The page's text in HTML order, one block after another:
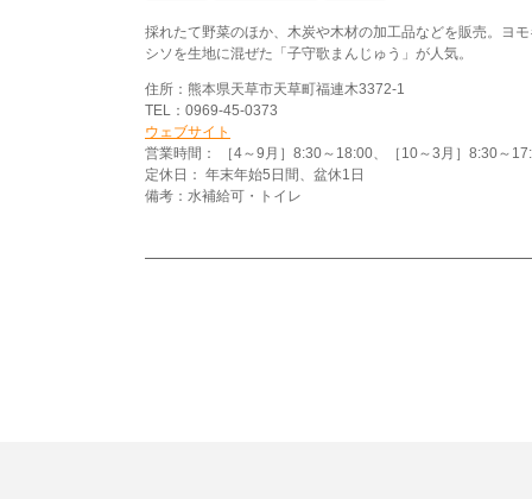
採れたて野菜のほか、木炭や木材の加工品などを販売。ヨ
シソを生地に混ぜた「子守歌まんじゅう」が人気。
住所：熊本県天草市天草町福連木3372-1
TEL：0969-45-0373
ウェブサイト
営業時間： ［4～9月］8:30～18:00、［10～3月］8:30～
定休日： 年末年始5日間、盆休1日
備考：水補給可・トイレ